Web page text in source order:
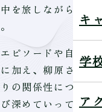
キ
学
ア
を旅しながら全
ピソードや自身
加え、柳原さん
の関係性につい
深めていってい